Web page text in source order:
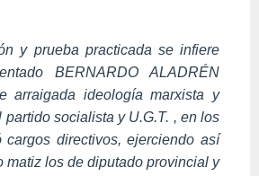
y prueba practicada se infiere
BERNARDO ALADRÉN
arraigada ideología marxista y
socialista y U.G.T. , en los
cargos directivos, ejerciendo así
matiz los de diputado provincial y